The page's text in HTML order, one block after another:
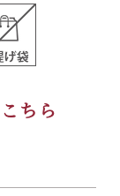
こちら